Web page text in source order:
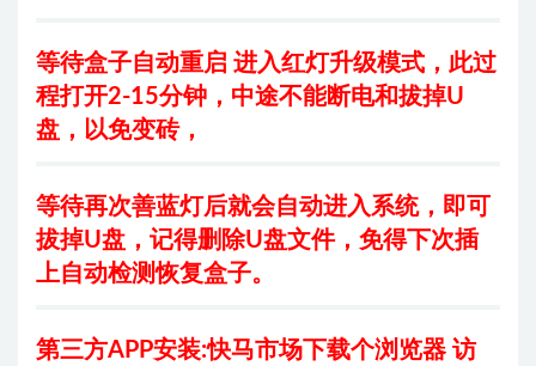
等待盒子自动重启 进入红灯升级模式，此过
程打开2-15分钟，中途不能断电和拔掉U
盘，以免变砖，
等待再次善蓝灯后就会自动进入系统，即可
拔掉U盘，记得删除U盘文件，免得下次插
上自动检测恢复盒子。
第三方APP安装:快马市场下载个浏览器 访